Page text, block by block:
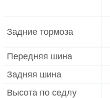
Задние тормоза
Передняя шина
Задняя шина
Высота по седлу